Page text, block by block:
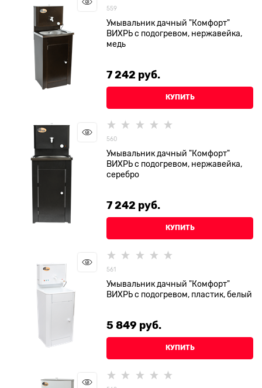
559
Умывальник дачный "Комфорт"
ВИХРЬ с подогревом, нержавейка,
медь
7 242 руб.
КУПИТЬ
560
Умывальник дачный "Комфорт"
ВИХРЬ с подогревом, нержавейка,
серебро
7 242 руб.
КУПИТЬ
561
Умывальник дачный "Комфорт"
ВИХРЬ с подогревом, пластик, белый
5 849 руб.
КУПИТЬ